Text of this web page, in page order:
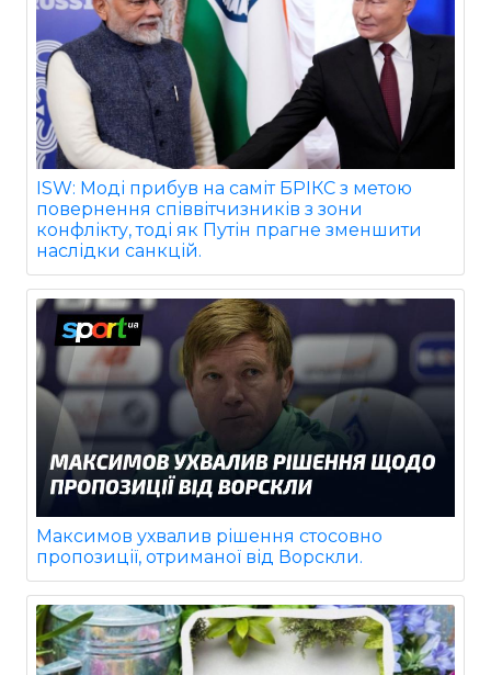
ISW: Моді прибув на саміт БРІКС з метою
повернення співвітчизників з зони
конфлікту, тоді як Путін прагне зменшити
наслідки санкцій.
Максимов ухвалив рішення стосовно
пропозиції, отриманої від Ворскли.